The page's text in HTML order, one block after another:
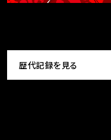
歴代記録を見る